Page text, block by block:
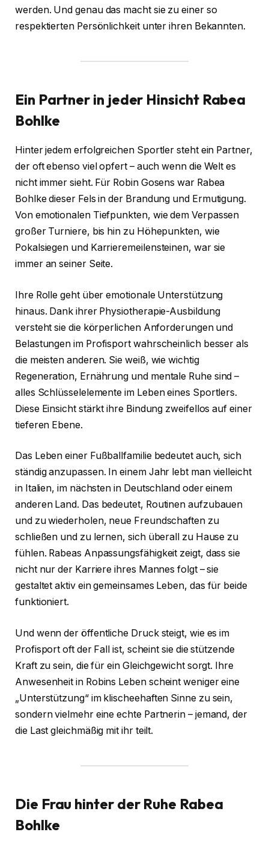
werden. Und genau das macht sie zu einer so
respektierten Persönlichkeit unter ihren Bekannten.
Ein Partner in jeder Hinsicht Rabea
Bohlke
Hinter jedem erfolgreichen Sportler steht ein Partner,
der oft ebenso viel opfert – auch wenn die Welt es
nicht immer sieht. Für Robin Gosens war Rabea
Bohlke dieser Fels in der Brandung und Ermutigung.
Von emotionalen Tiefpunkten, wie dem Verpassen
großer Turniere, bis hin zu Höhepunkten, wie
Pokalsiegen und Karrieremeilensteinen, war sie
immer an seiner Seite.
Ihre Rolle geht über emotionale Unterstützung
hinaus. Dank ihrer Physiotherapie-Ausbildung
versteht sie die körperlichen Anforderungen und
Belastungen im Profisport wahrscheinlich besser als
die meisten anderen. Sie weiß, wie wichtig
Regeneration, Ernährung und mentale Ruhe sind –
alles Schlüsselelemente im Leben eines Sportlers.
Diese Einsicht stärkt ihre Bindung zweifellos auf einer
tieferen Ebene.
Das Leben einer Fußballfamilie bedeutet auch, sich
ständig anzupassen. In einem Jahr lebt man vielleicht
in Italien, im nächsten in Deutschland oder einem
anderen Land. Das bedeutet, Routinen aufzubauen
und zu wiederholen, neue Freundschaften zu
schließen und zu lernen, sich überall zu Hause zu
fühlen. Rabeas Anpassungsfähigkeit zeigt, dass sie
nicht nur der Karriere ihres Mannes folgt – sie
gestaltet aktiv ein gemeinsames Leben, das für beide
funktioniert.
Und wenn der öffentliche Druck steigt, wie es im
Profisport oft der Fall ist, scheint sie die stützende
Kraft zu sein, die für ein Gleichgewicht sorgt. Ihre
Anwesenheit in Robins Leben scheint weniger eine
„Unterstützung“ im klischeehaften Sinne zu sein,
sondern vielmehr eine echte Partnerin – jemand, der
die Last gleichmäßig mit ihr teilt.
Die Frau hinter der Ruhe Rabea
Bohlke